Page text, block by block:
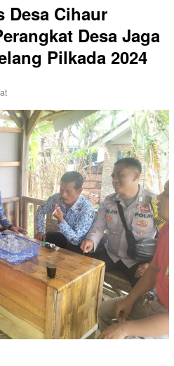
Desa Cihaur
Desa Jaga
Pilkada 2024